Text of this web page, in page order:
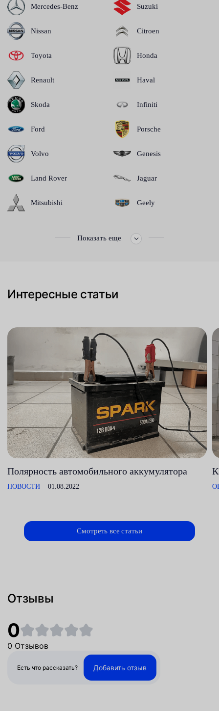
Mercedes-Benz
Nissan
Toyota
Renault
Skoda
Ford
Volvo
Land Rover
Mitsubishi
Suzuki
Citroen
Honda
Haval
Infiniti
Porsche
Genesis
Jaguar
Geely
Показать еще
Интересные статьи
Полярность автомобильного аккумулятора
НОВОСТИ 01.08.2022
Смотреть все статьи
Отзывы
0
0 Отзывов
Есть что рассказать? Добавить отзыв